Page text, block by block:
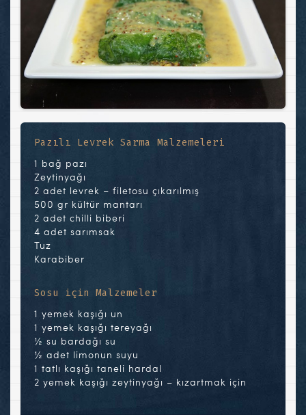
Pazılı Levrek Sarma Malzemeleri
1 bağ pazı
Zeytinyağı
2 adet levrek – filetosu çıkarılmış
500 gr kültür mantarı
2 adet chilli biberi
4 adet sarımsak
Tuz
Karabiber
Sosu için Malzemeler
1 yemek kaşığı un
1 yemek kaşığı tereyağı
½ su bardağı su
½ adet limonun suyu
1 tatlı kaşığı taneli hardal
2 yemek kaşığı zeytinyağı – kızartmak için